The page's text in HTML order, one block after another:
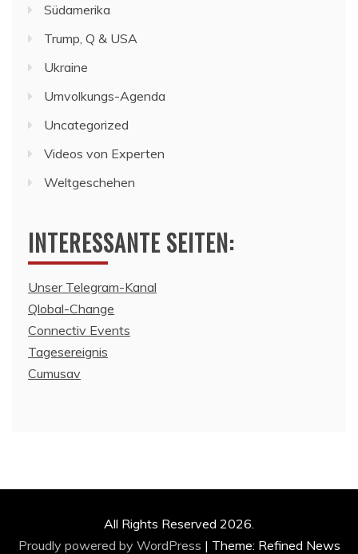
Südamerika
Trump, Q & USA
Ukraine
Umvolkungs-Agenda
Uncategorized
Videos von Experten
Weltgeschehen
INTERESSANTE SEITEN:
Unser Telegram-Kanal
Qlobal-Change
Connectiv Events
Tagesereignis
Cumusav
All Rights Reserved 2026.
Proudly powered by WordPress | Theme: Refined News